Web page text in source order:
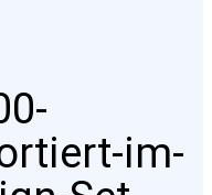
im-